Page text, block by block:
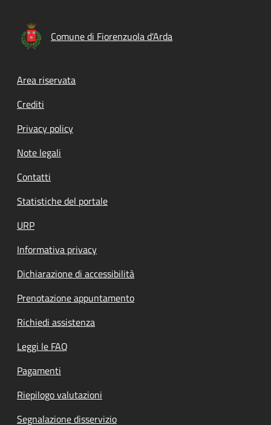
Comune di Fiorenzuola d'Arda
Footer menu
Area riservata
Crediti
Privacy policy
Note legali
Contatti
Statistiche del portale
URP
Informativa privacy
Dichiarazione di accessibilità
Prenotazione appuntamento
Richiedi assistenza
Leggi le FAQ
Pagamenti
Riepilogo valutazioni
Segnalazione disservizio